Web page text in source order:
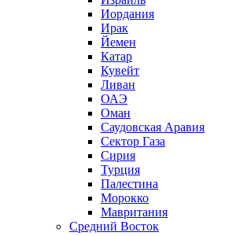
Иордания
Ирак
Йемен
Катар
Кувейт
Ливан
ОАЭ
Оман
Саудовская Аравия
Сектор Газа
Сирия
Турция
Палестина
Морокко
Мавритания
Средний Восток